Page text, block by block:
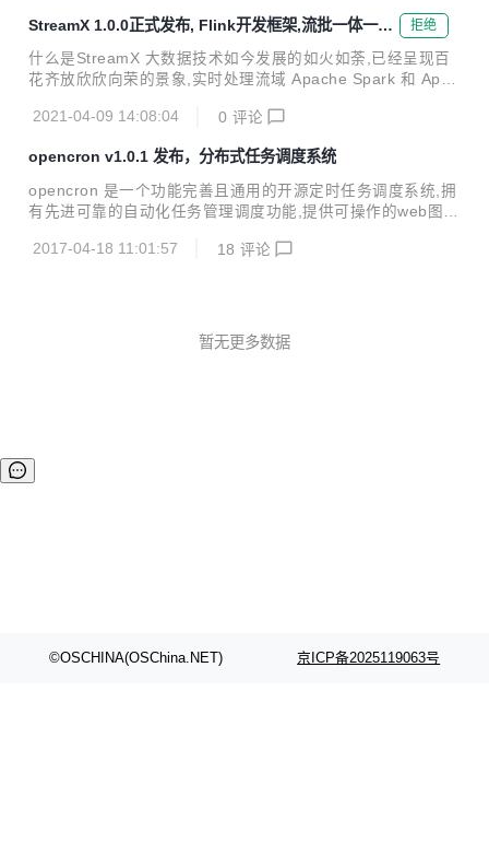
现从编程模型, 启动配置到运维管理都有很多可以抽象共用的
地方, 我们将一些好的经验固化下来并结合业内的最佳实践, 通
过不断努力终于诞生了今天的框架 —— StreamX, 项目的初衷
是 —— 让 Flink 开发更简单, 使用StreamX开发,可以极大降
低学习成本和开发门槛, 让开发者只用关心最核...
StreamX 1.0.0正式发布, Flink开发框架,流批一体一站
式大数据平台
拒绝
什么是StreamX 大数据技术如今发展的如火如荼,已经呈现百
花齐放欣欣向荣的景象,实时处理流域 Apache Spark 和 Apac
为是下一代大数据流计算引擎, 我们在使用 Flink 时发现从编
们将一些好的经验固化下来并结合业内的最佳实践, 通过不断
努力终于诞生了今天的框架 —— StreamX, 项目的初衷是
—— 让 Flink 开发更简单, 使用StreamX开发,可以极大降低学
规范...
2021-04-09 14:08:04 0 评论
opencron v1.0.1 发布，分布式任务调度系统
opencron 是一个功能完善且通用的开源定时任务调度系统,拥
有先进可靠的自动化任务管理调度功能,提供可操作的web图形
nux实时监控,webssh 更新内容: 1)已知bug的修复 2)新增age
攻击的预防 8)server端增加踢人下线单一登录控制
2017-04-18 11:01:57 18 评论
暂无更多数据
©OSCHINA(OSChina.NET) 京ICP备2025119063号